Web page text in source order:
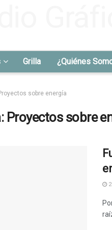
Grilla ¿Quiénes
sobre energía
Proyectos sobre